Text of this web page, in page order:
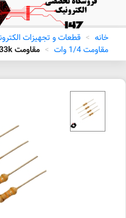
خانه > قطعات و تجهیزات
مقاومت 1/4 وات
> مقاومت 33k اهم 1/4w